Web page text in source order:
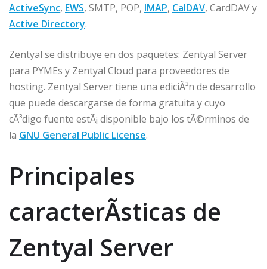
ActiveSync, EWS, SMTP, POP, IMAP, CalDAV, CardDAV y
Active Directory.
Zentyal se distribuye en dos paquetes: Zentyal Server
para PYMEs y Zentyal Cloud para proveedores de
hosting. Zentyal Server tiene una ediciÃ³n de desarrollo
que puede descargarse de forma gratuita y cuyo
cÃ³digo fuente estÃ¡ disponible bajo los tÃ©rminos de
la GNU General Public License.
Principales
caracterÃ­sticas de
Zentyal Server